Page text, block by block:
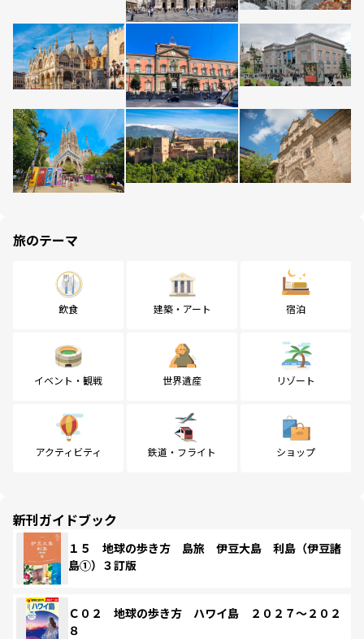
旅のテーマ
飲食 建築・アート 宿泊
イベント・観戦 世界遺産 リゾート
アクティビティ 鉄道・フライト ショップ
新刊ガイドブック
１５ 地球の歩き方 島旅 伊豆大島 利島（伊豆諸
島①）３訂版
Ｃ０２ 地球の歩き方 ハワイ島 ２０２７～２０２
８